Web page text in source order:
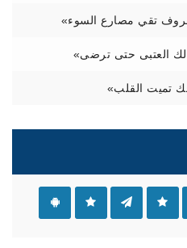
تقي مصارع السوء»
العتبى حتى ترضى»
تميت القلب»